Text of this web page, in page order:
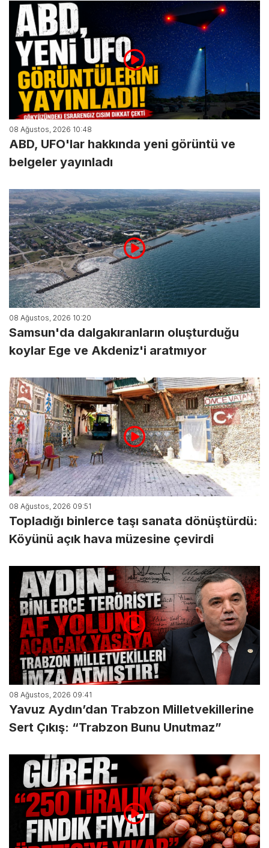
08 Ağustos, 2026 10:48
ABD, UFO'lar hakkında yeni görüntü ve
belgeler yayınladı
08 Ağustos, 2026 10:20
Samsun'da dalgakıranların oluşturduğu
koylar Ege ve Akdeniz'i aratmıyor
08 Ağustos, 2026 09:51
Topladığı binlerce taşı sanata dönüştürdü:
Köyünü açık hava müzesine çevirdi
08 Ağustos, 2026 09:41
Yavuz Aydın’dan Trabzon Milletvekillerine
Sert Çıkış: “Trabzon Bunu Unutmaz”